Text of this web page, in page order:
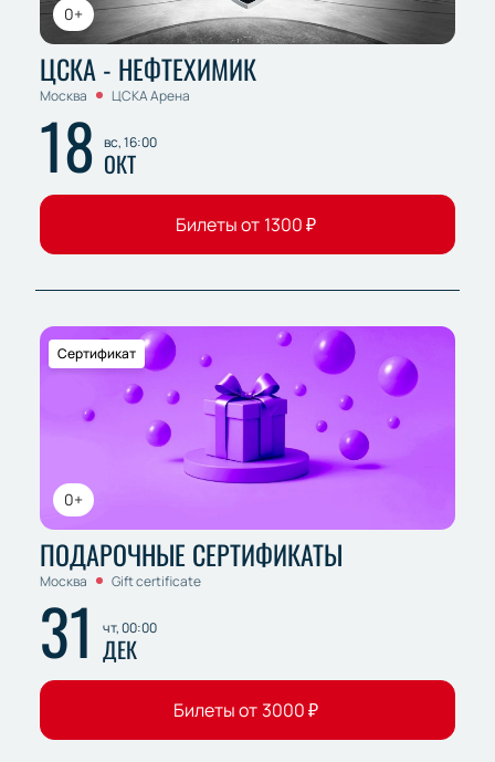
0+
ЦСКА - НЕФТЕХИМИК
Москва ЦСКА Арена
18 вс, 16:00
ОКТ
Билеты от 1300₽
0+
Сертификат
ПОДАРОЧНЫЕ СЕРТИФИКАТЫ
Москва Gift certificate
31 чт, 00:00
ДЕК
Билеты от 3000₽